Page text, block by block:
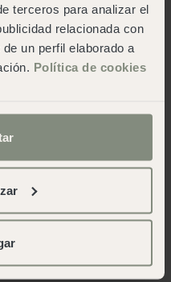
terceros para analizar el
relacionada con
un perfil elaborado a
Política de cookies